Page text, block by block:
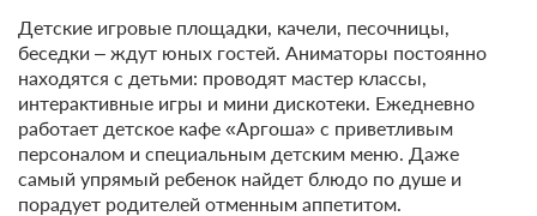
Детские игровые площадки, качели, песочницы,
беседки – ждут юных гостей. Аниматоры постоянно
находятся с детьми: проводят мастер классы,
интерактивные игры и мини дискотеки. Ежедневно
работает детское кафе «Аргоша» с приветливым
персоналом и специальным детским меню. Даже
самый упрямый ребенок найдет блюдо по душе и
порадует родителей отменным аппетитом.